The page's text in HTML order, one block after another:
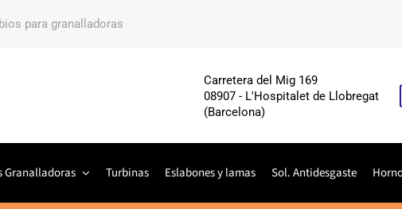
para granalladoras
Carretera del Mig 169
08907 - L'Hospitalet de Llobregat
(Barcelona)
Granalladoras Turbinas Eslabones y lamas Sol. Antidesgaste